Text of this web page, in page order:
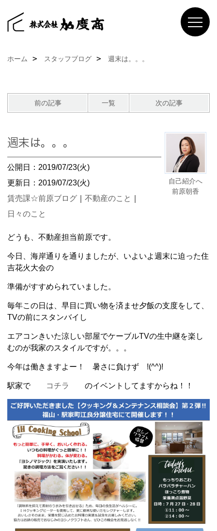
ホーム スタッフブログ 週末は。。。
前の記事 一覧 次の記事
自己紹介へ
前原朝香
週末は。。。
公開日：2019/07/23(火)
更新日：2019/07/23(火)
賃売課☆前原ブログ
不動産のこと
日々のこと
どうも、不動産担当前原です。
今日、海岸通りを通りましたが、いよいよ週末に迫った住
吉花火大会の
準備がすすめられていました。
毎年この日は、早目に買い物を済ませ夕飯の支度をして、
TVの前にスタンバイし
エアコンきいた涼しい部屋でケーブルTVの生中継を楽し
むのが我家のスタイルですが。。。
今年は働きますよー！ 暑さに負けず !(^^)!
駅家で コチラ のイベントしてますからね！！